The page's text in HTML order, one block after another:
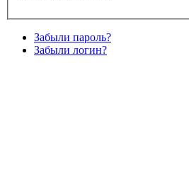
Забыли пароль?
Забыли логин?